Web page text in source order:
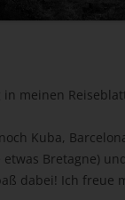
meinen
Kuba,
Bretagne)
dabei! Ich freue